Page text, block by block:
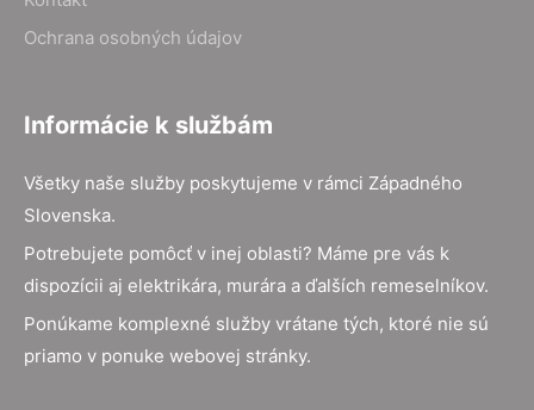
Ochrana osobných údajov
Informácie k službám
Všetky naše služby poskytujeme v rámci Západného
Slovenska.
Potrebujete pomôcť v inej oblasti? Máme pre vás k
dispozícii aj elektrikára, murára a ďalších remeselníkov.
Ponúkame komplexné služby vrátane tých, ktoré nie sú
priamo v ponuke webovej stránky.